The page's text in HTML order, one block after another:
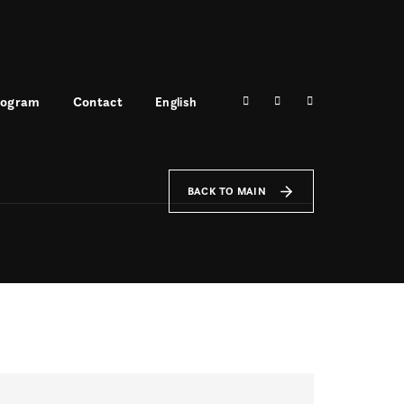
Contact English
BACK TO MAIN